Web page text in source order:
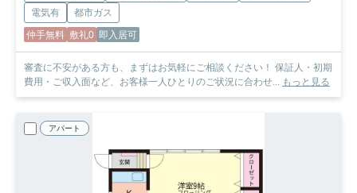
電気有
都市ガス
仲手無料 敷礼0 即入居可
審査に不安がある方も、まずはお気軽にご相談ください！ 保証人・初期
費用・ご収入面など、お客様一人ひとりのご状況に合わせ... もっと見る
アパート